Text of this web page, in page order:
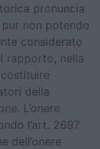
pronuncia
non potendo
considerato
rapporto, nella
della
L’onere
l’art. 2697
dell’onere